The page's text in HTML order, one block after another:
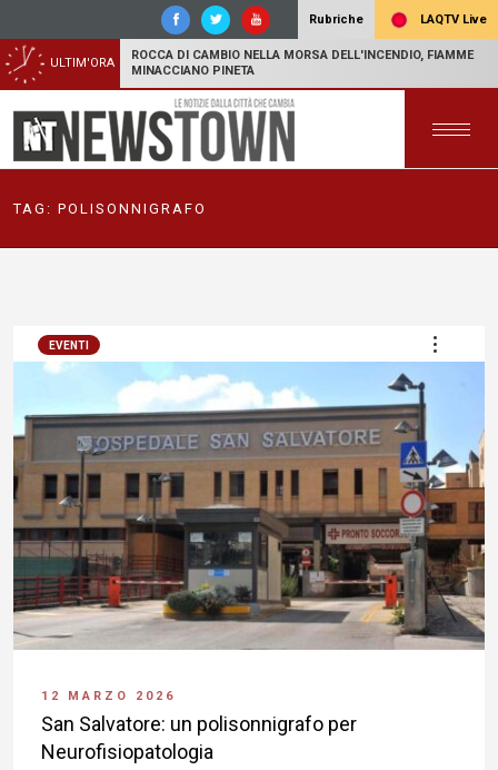
Rubriche LAQTV Live
ULTIM'ORA
ROCCA DI CAMBIO NELLA MORSA DELL'INCENDIO, FIAMME
MINACCIANO PINETA
TAG: POLISONNIGRAFO
EVENTI
12 MARZO 2026
San Salvatore: un polisonnigrafo per
Neurofisiopatologia